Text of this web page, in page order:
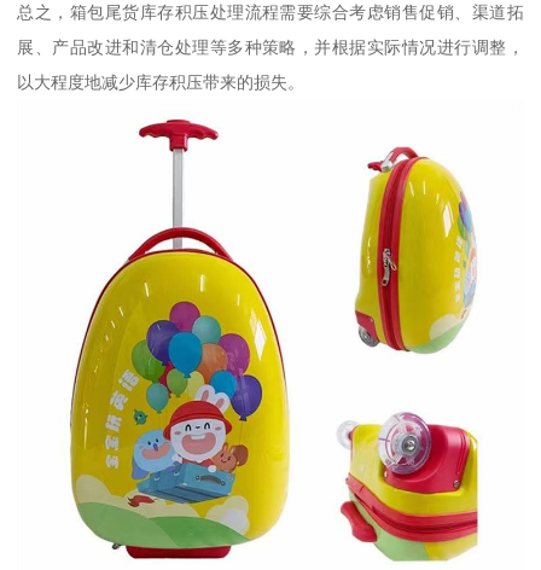
总之，箱包尾货库存积压处理流程需要综合考虑销售促销、渠道拓
展、产品改进和清仓处理等多种策略，并根据实际情况进行调整，
以大程度地减少库存积压带来的损失。